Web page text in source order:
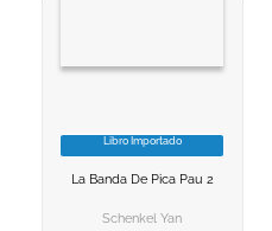
VER INFORMACION
Libro Importado
La Banda De Pica Pau 2
Schenkel Yan